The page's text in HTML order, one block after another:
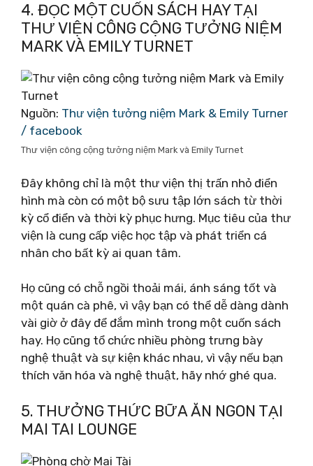
4. ĐỌC MỘT CUỐN SÁCH HAY TẠI
THƯ VIỆN CÔNG CỘNG TƯỞNG NIỆM
MARK VÀ EMILY TURNET
Nguồn: Thư viện tưởng niệm Mark & ​​Emily Turner
/ facebook
Thư viện công cộng tưởng niệm Mark và Emily Turnet
Đây không chỉ là một thư viện thị trấn nhỏ điển
hình mà còn có một bộ sưu tập lớn sách từ thời
kỳ cổ điển và thời kỳ phục hưng. Mục tiêu của thư
viện là cung cấp việc học tập và phát triển cá
nhân cho bất kỳ ai quan tâm.
Họ cũng có chỗ ngồi thoải mái, ánh sáng tốt và
một quán cà phê, vì vậy bạn có thể dễ dàng dành
vài giờ ở đây để đắm mình trong một cuốn sách
hay. Họ cũng tổ chức nhiều phòng trưng bày
nghệ thuật và sự kiện khác nhau, vì vậy nếu bạn
thích văn hóa và nghệ thuật, hãy nhớ ghé qua.
5. THƯỞNG THỨC BỮA ĂN NGON TẠI
MAI TAI LOUNGE